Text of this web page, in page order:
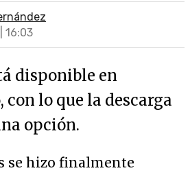
16:03
disponible en
lo que la descarga
opción.
se hizo finalmente